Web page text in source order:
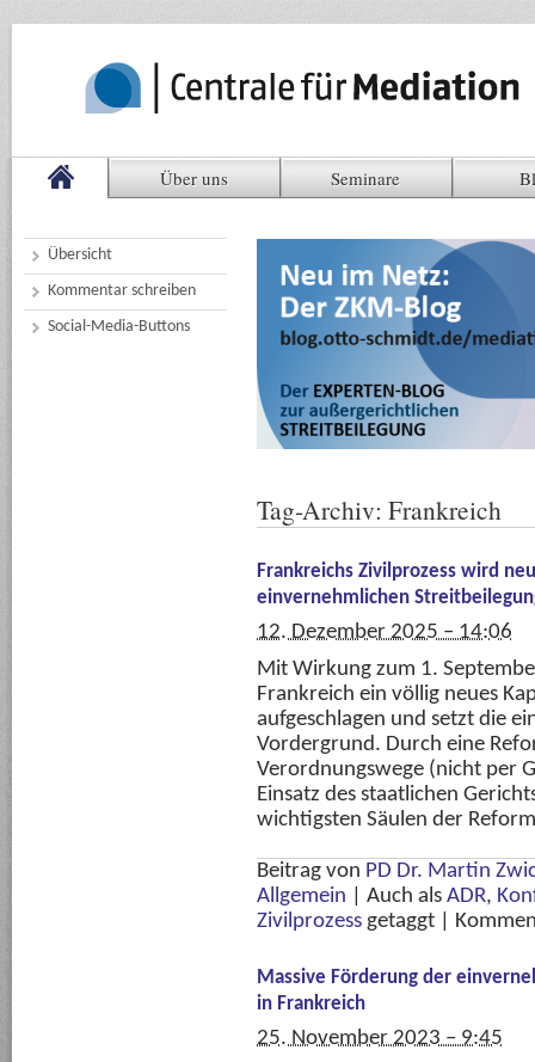
Über uns Seminare
Übersicht
Kommentar schreiben
Social-Media-Buttons
Tag-Archiv: Frankreich
Frankreichs Zivilprozess wird
einvernehmlichen
12. Dezember 2025 – 14:06
Mit Wirkung zum 1.
Frankreich ein völlig neues
aufgeschlagen und setzt die
Vordergrund. Durch eine
Verordnungswege (nicht per
Einsatz des staatlichen
wichtigsten Säulen der
Beitrag von PD Dr. Martin
Allgemein
Auch als ADR,
Zivilprozess getaggt
Massive Förderung der
in Frankreich
25. November 2023 – 9:45